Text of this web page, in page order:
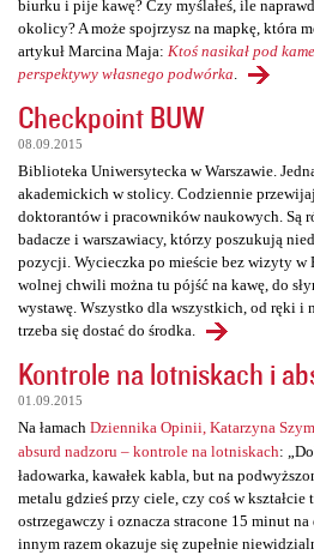
biurku i pije kawę? Czy myślałeś, ile
okolicy? A może spojrzysz na mapkę, która
artykuł Marcina Maja: Ktoś nasikał pod
perspektywy własnego podwórka
Checkpoint BUW
08.09.2015
Biblioteka Uniwersytecka w Warszawie.
akademickich w stolicy. Codziennie
doktorantów i pracowników naukowych. Są
badacze i warszawiacy, którzy poszukują
pozycji. Wycieczka po mieście bez wizyty w
wolnej chwili można tu pójść na kawę, do
wystawę. Wszystko dla wszystkich, od ręki i
trzeba się dostać do środka.
Kontrole na lotniskach i
01.09.2015
Na łamach Dziennika Opinii, Katarzyna
absurd nadzoru – kontrole na lotniskach:
ładowarka, kawałek kabla, but na
metalu gdzieś przy ciele, czy coś w kształcie
ostrzegawczy i oznacza stracone 15 minut
innym razem okazuje się zupełnie